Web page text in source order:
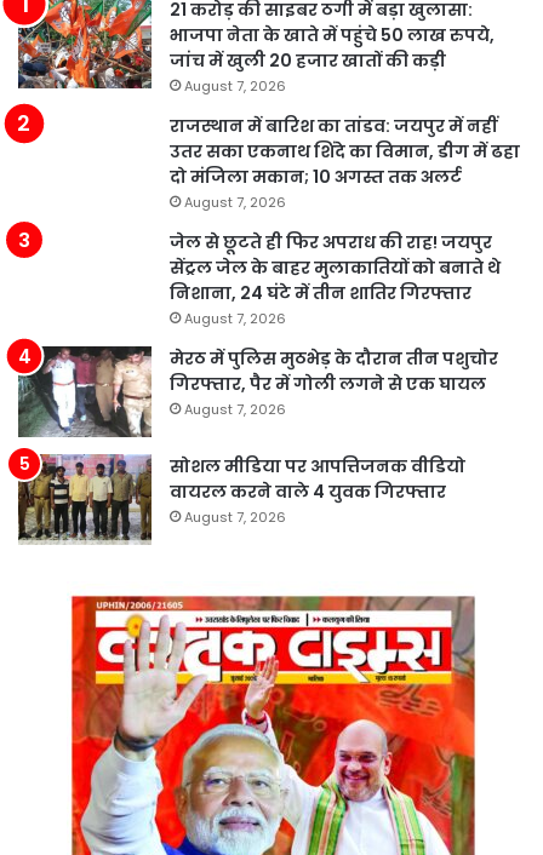
21 करोड़ की साइबर ठगी में बड़ा खुलासा:
भाजपा नेता के खाते में पहुंचे 50 लाख रुपये,
जांच में खुली 20 हजार खातों की कड़ी
August 7, 2026
राजस्थान में बारिश का तांडव: जयपुर में नहीं
उतर सका एकनाथ शिंदे का विमान, डीग में ढहा
दो मंजिला मकान; 10 अगस्त तक अलर्ट
August 7, 2026
जेल से छूटते ही फिर अपराध की राह! जयपुर
सेंट्रल जेल के बाहर मुलाकातियों को बनाते थे
निशाना, 24 घंटे में तीन शातिर गिरफ्तार
August 7, 2026
मेरठ में पुलिस मुठभेड़ के दौरान तीन पशुचोर
गिरफ्तार, पैर में गोली लगने से एक घायल
August 7, 2026
सोशल मीडिया पर आपत्तिजनक वीडियो
वायरल करने वाले 4 युवक गिरफ्तार
August 7, 2026